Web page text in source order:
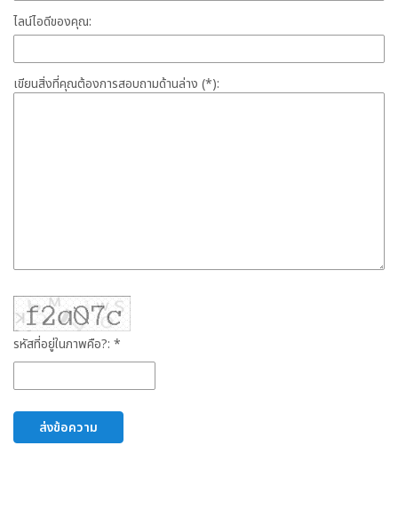
ไลน์ไอดีของคุณ:
เขียนสิ่งที่คุณต้องการสอบถามด้านล่าง (*):
รหัสที่อยู่ในภาพคือ?: *
ส่งข้อความ